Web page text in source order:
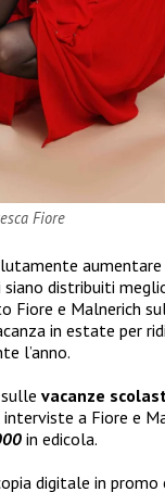
Fiore
aumentare
distribuiti
Fiore e Malnerich
in estate per
l’anno.
vacanze
interviste a Fiore e
in edicola.
digitale in promo